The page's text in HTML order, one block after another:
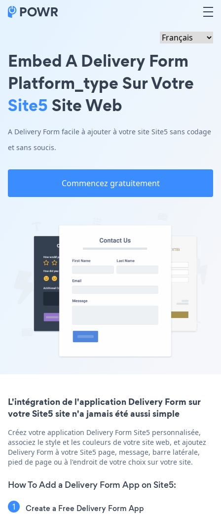
Embed A Delivery Form
Platform_type Sur Votre
Site5Site Web
A Delivery Form facile à ajouter à votre site Site5 sans codage
et sans soucis.
Commencez gratuitement
L'intégration de l'application Delivery Form sur
votre Site5 site n'a jamais été aussi simple
Créez votre application Delivery Form Site5 personnalisée,
associez le style et les couleurs de votre site web, et ajoutez
Delivery Form à votre Site5 page, message, barre latérale,
pied de page ou à l'endroit de votre choix sur votre site.
How To Add a Delivery Form App on Site5:
Create a Free Delivery Form App